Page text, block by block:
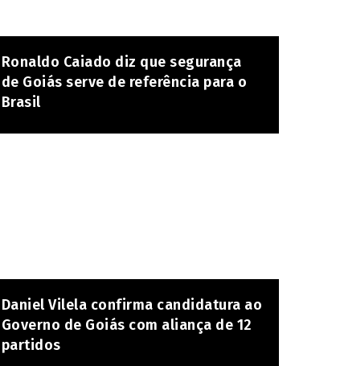
Ronaldo Caiado diz que segurança
de Goiás serve de referência para o
Brasil
Daniel Vilela confirma candidatura ao
Governo de Goiás com aliança de 12
partidos